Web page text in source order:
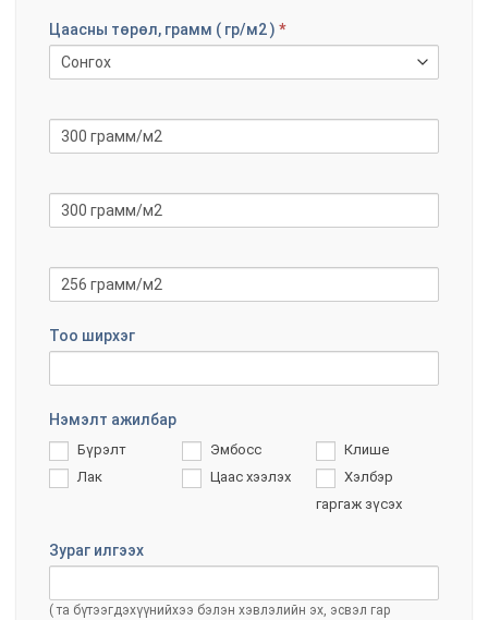
Цаасны төрөл, грамм ( гр/м2 ) *
Тоо ширхэг
Нэмэлт ажилбар
Бүрэлт Эмбосс
Клише
Лак
Цаас хээлэх
Хэлбэр
гаргаж зүсэх
Зураг илгээх
( та бүтээгдэхүүнийхээ бэлэн хэвлэлийн эх, эсвэл гар